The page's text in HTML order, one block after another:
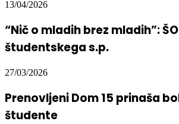
13/04/2026
“Nič o mladih brez mladih”:
študentskega s.p.
27/03/2026
Prenovljeni Dom 15 prinaša
študente